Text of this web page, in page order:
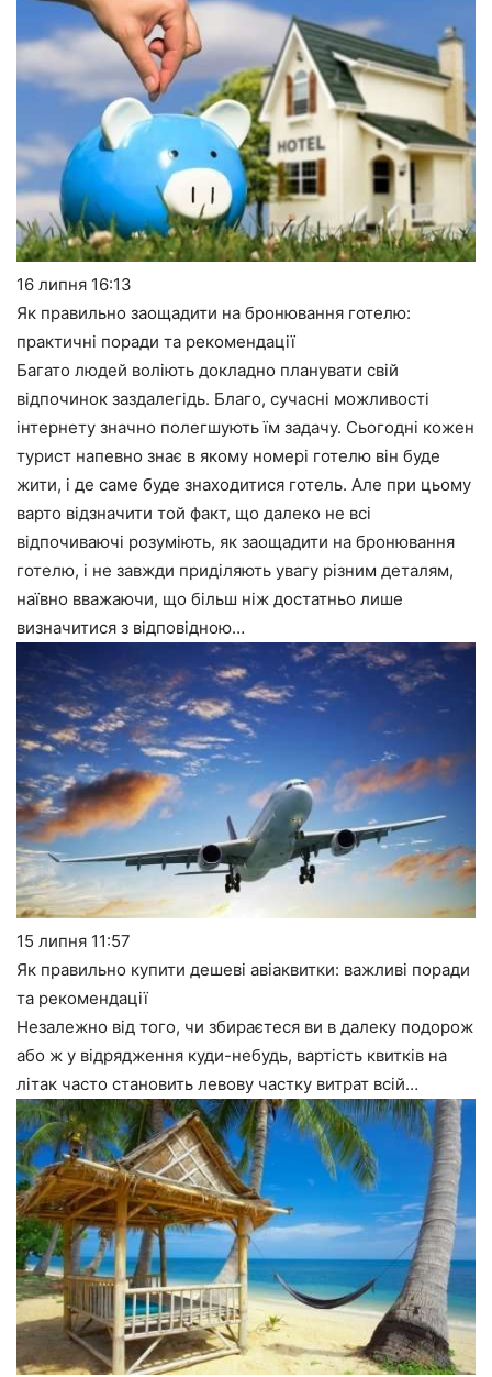
16 липня 16:13
Як правильно заощадити на бронювання готелю:
практичні поради та рекомендації
Багато людей воліють докладно планувати свій
відпочинок заздалегідь. Благо, сучасні можливості
інтернету значно полегшують їм задачу. Сьогодні кожен
турист напевно знає в якому номері готелю він буде
жити, і де саме буде знаходитися готель. Але при цьому
варто відзначити той факт, що далеко не всі
відпочиваючі розуміють, як заощадити на бронювання
готелю, і не завжди приділяють увагу різним деталям,
наївно вважаючи, що більш ніж достатньо лише
визначитися з відповідною…
15 липня 11:57
Як правильно купити дешеві авіаквитки: важливі поради
та рекомендації
Незалежно від того, чи збираєтеся ви в далеку подорож
або ж у відрядження куди-небудь, вартість квитків на
літак часто становить левову частку витрат всій…